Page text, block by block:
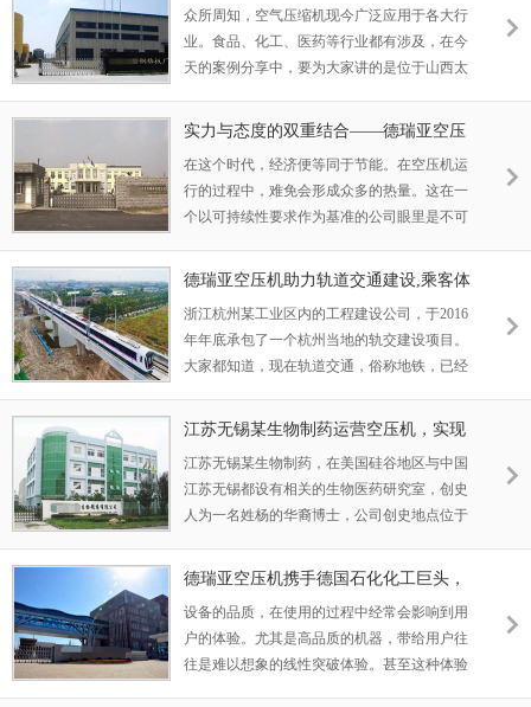
对于机器占用的长时间停机使得工厂造成的经
营损失也是不可忽视的。以上这些都是困扰空
压机设备用户的一些大难
业的应用
众所周知，空气压缩机现今广泛应用于各大行
业。食品、化工、医药等行业都有涉及，在今
天的案例分享中，要为大家讲的是位于山西太
实力与态度的双重结合——德瑞亚空压
机应用于山东汽车企业
在这个时代，经济便等同于节能。在空压机运
行的过程中，难免会形成众多的热量。这在一
个以可持续性要求作为基准的公司眼里是不可
车行业作为主打重点的公司。本公司成立于
为主的民营公司，总部位于山东淄博。
德瑞亚空压机助力轨道交通建设,乘客体
验再上一层楼
浙江杭州某工业区内的工程建设公司，于2016
年年底承包了一个杭州当地的轨交建设项目。
大家都知道，现在轨道交通，俗称地铁，已经
甚至大有超过公交之势。因此维护轨交的安全
的重中之重。对于空气压缩机，大家普遍认为
这一设备多数用于制造行业的生产，实际上此
类设备也可实现乘客在
江苏无锡某生物制药运营空压机，实现
高效企业运营
江苏无锡某生物制药，在美国硅谷地区与中国
江苏无锡都设有相关的生物医药研究室，创史
人为一名姓杨的华裔博士，公司创史地点位于
所。其中位于中国江苏无锡的研究室设立于
前在美国和中国地区实现了同步运营的战略方
针。2018年3月，位于中国的研究室由于实验
项目的扩张，需要相关的供气
德瑞亚空压机携手德国石化化工巨头，
将节能进行到底
设备的品质，在使用的过程中经常会影响到用
户的体验。尤其是高品质的机器，带给用户往
往是难以想象的线性突破体验。甚至这种体验